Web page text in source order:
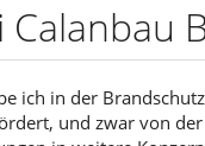
ich in der
und zwar von